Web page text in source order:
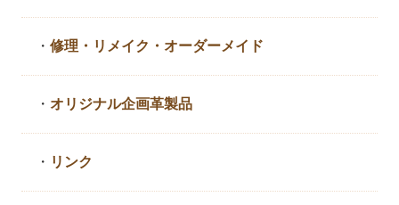
・修理・リメイク・ オーダーメイド
・ オリジナル企画革製品
・ リンク